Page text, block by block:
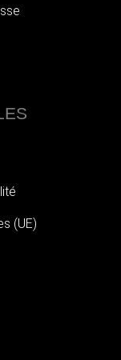
(UE)